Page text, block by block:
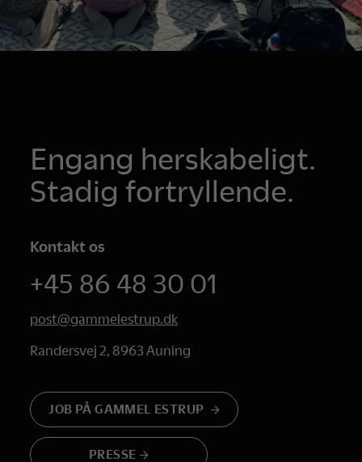
Engang herskabeligt.
Stadig fortryllende.
Kontakt os
+45 86 48 30 01
post@gammelestrup.dk
Randersvej 2, 8963 Auning
JOB PÅ GAMMEL ESTRUP
PRESSE